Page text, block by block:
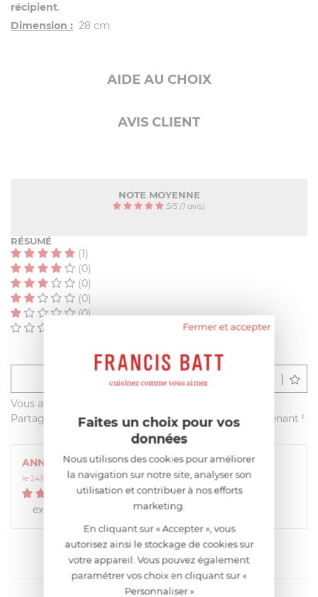
récipient.
Dimension : 28 cm
AIDE AU CHOIX
AVIS CLIENT
NOTE MOYENNE
5/5 (1 avis)
RÉSUMÉ
(1)
(0)
(0)
(0)
(0)
Déposer un avis
Vous avez acheté ce produit sur francisbatt.com ?
Partagez votre avis avec les autres clients dès maintenant !
ANNIE
le 24/03/2015 à 17:34:59
5/5
excellente qualité
Fermer et accepter
Faites un choix pour vos
données
Nous utilisons des cookies pour améliorer
la navigation sur notre site, analyser son
utilisation et contribuer à nos efforts
marketing.
En cliquant sur « Accepter », vous
autorisez ainsi le stockage de cookies sur
votre appareil. Vous pouvez également
paramétrer vos choix en cliquant sur «
Personnaliser »